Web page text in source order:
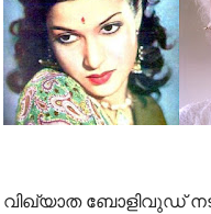
വിഖ്യാത ബോളിവുഡ് നടി